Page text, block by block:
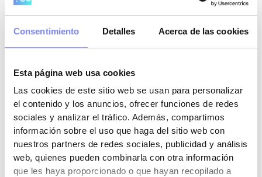
Consentimiento Detalles Acerca de las cookies
Esta página web usa cookies
Las cookies de este sitio web se usan para personalizar
el contenido y los anuncios, ofrecer funciones de redes
sociales y analizar el tráfico. Además, compartimos
información sobre el uso que haga del sitio web con
nuestros partners de redes sociales, publicidad y análisis
web, quienes pueden combinarla con otra información
que les haya proporcionado o que hayan recopilado a
Revisa bien tus bases negativas cada año: son
Guarda toda la documentaciónque justifica esas
pérdidas: cuentas anuales, balances, facturas…
compensar las pérdidas en un ejercicio futuro donde
los beneficios sean más altos, para maximizar el
ahorro.
Aprovecha la excepción del millón de euros
incluso si tu empresa factura mucho, siempre
puedes compensar al menos 1 millón de euros de
pérdidas.